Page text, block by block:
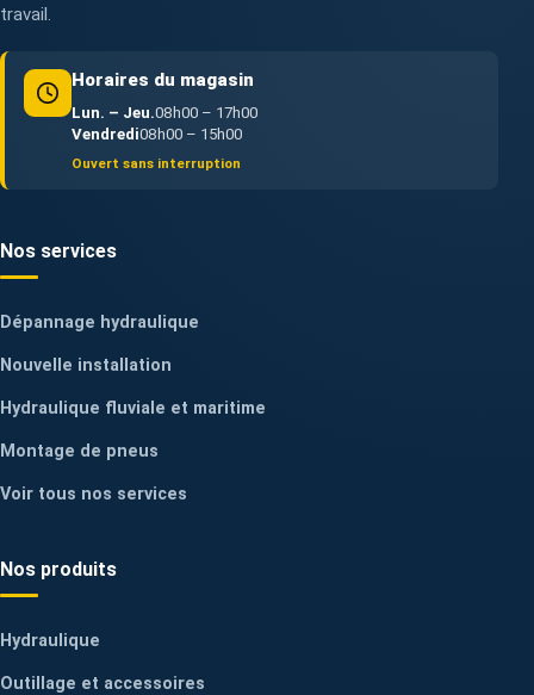
travail.
Horaires du magasin
Lun. – Jeu.08h00 – 17h00
Vendredi08h00 – 15h00
Ouvert sans interruption
Nos services
Dépannage hydraulique
Nouvelle installation
Hydraulique fluviale et maritime
Montage de pneus
Voir tous nos services
Nos produits
Hydraulique
Outillage et accessoires